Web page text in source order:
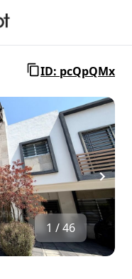
ID: pcQpQMx
1 / 46